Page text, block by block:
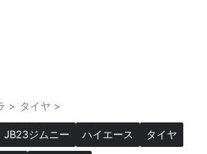
> タイヤ >
JB23ジムニー ハイエース タイヤ